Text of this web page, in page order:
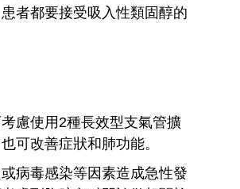
者都要接受吸入性類固醇的
慮使用2種長效型支氣管擴
可改善症狀和肺功能。
病毒感染等因素造成急性發